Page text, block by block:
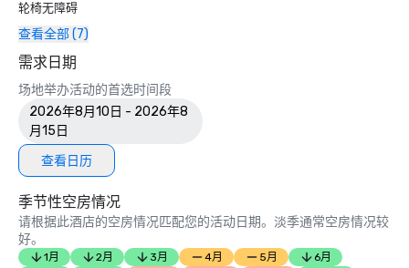
轮椅无障碍
查看全部 (7)
需求日期
场地举办活动的首选时间段
2026年8月10日 - 2026年8
月15日
查看日历
季节性空房情况
请根据此酒店的空房情况匹配您的活动日期。淡季通常空房情况较
好。
1月 2月 3月 4月 5月
6月